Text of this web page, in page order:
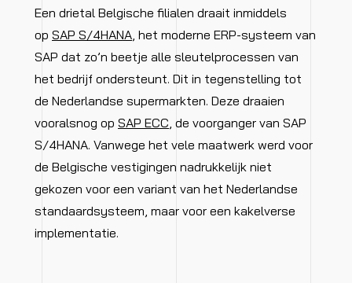
Een drietal Belgische filialen draait inmiddels
op SAP S/4HANA, het moderne ERP-systeem van
SAP dat zo’n beetje alle sleutelprocessen van
het bedrijf ondersteunt. Dit in tegenstelling tot
de Nederlandse supermarkten. Deze draaien
vooralsnog op SAP ECC, de voorganger van SAP
S/4HANA. Vanwege het vele maatwerk werd voor
de Belgische vestigingen nadrukkelijk niet
gekozen voor een variant van het Nederlandse
standaardsysteem, maar voor een kakelverse
implementatie.